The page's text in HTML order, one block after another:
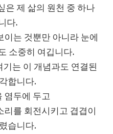
은 제 삶의 원천 중 하나
다.
이는 것뿐만 아니라 눈에
소중히 여깁니다.
는 이 개념과도 연결된
합니다.
염두에 두고
리를 회전시키고 겹겹이
습니다.